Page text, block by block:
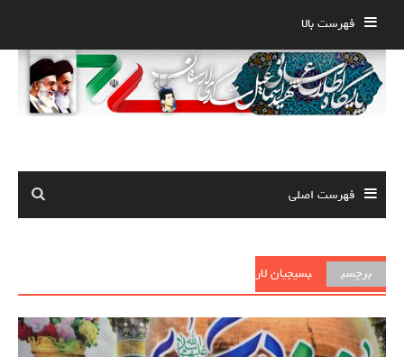
content
فهرست بالا
فهرست اصلی
برچسب بسیجیان لار